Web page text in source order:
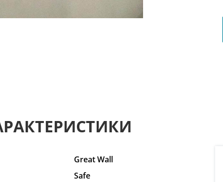
Great Wall
Safe